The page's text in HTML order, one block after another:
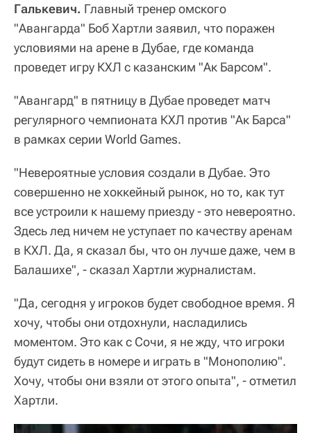
Галькевич. Главный тренер омского
"Авангарда" Боб Хартли заявил, что поражен
условиями на арене в Дубае, где команда
проведет игру КХЛ с казанским "Ак Барсом".
"Авангард" в пятницу в Дубае проведет матч
регулярного чемпионата КХЛ против "Ак Барса"
в рамках серии World Games.
"Невероятные условия создали в Дубае. Это
совершенно не хоккейный рынок, но то, как тут
все устроили к нашему приезду - это невероятно.
Здесь лед ничем не уступает по качеству аренам
в КХЛ. Да, я сказал бы, что он лучше даже, чем в
Балашихе", - сказал Хартли журналистам.
"Да, сегодня у игроков будет свободное время. Я
хочу, чтобы они отдохнули, насладились
моментом. Это как с Сочи, я не жду, что игроки
будут сидеть в номере и играть в "Монополию".
Хочу, чтобы они взяли от этого опыта", - отметил
Хартли.